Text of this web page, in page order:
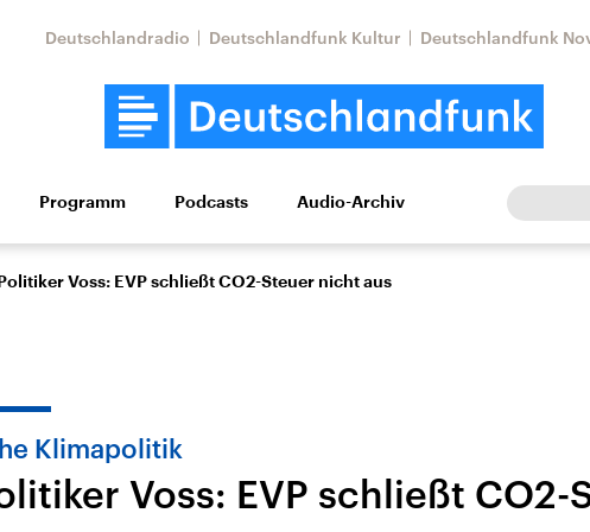
Deutschlandradio Deutschlandfunk Kultur Deutschlandfunk
Wirtschaft Wissen Kultur Europa
USA
Nahostkonflikt
Iran
Programm Podcasts Audio-Archiv
Voss: EVP schließt CO2-Steuer nicht aus
Klimapolitik
Voss: EVP schließt